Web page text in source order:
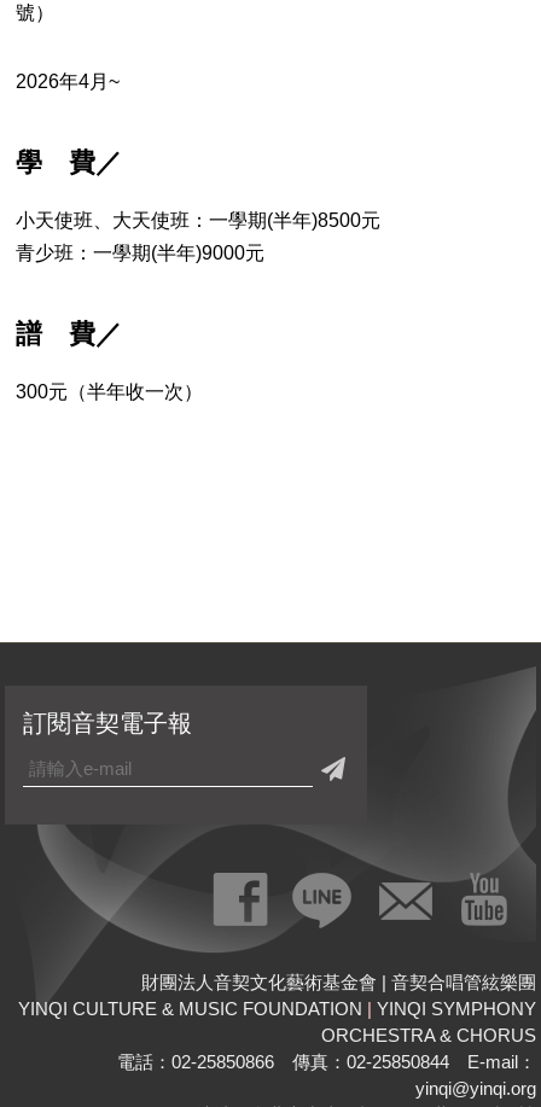
號）
2026年4月~
學 費／
小天使班、大天使班：一學期(半年)8500元
青少班：一學期(半年)9000元
譜 費／
300元（半年收一次）
財團法人音契文化藝術基金會 | 音契合唱管絃樂團
YINQI CULTURE & MUSIC FOUNDATION | YINQI SYMPHONY
ORCHESTRA & CHORUS
電話：02-25850866 傳真：02-25850844 E-mail：
yinqi@yinqi.org
訂閱音契電子報